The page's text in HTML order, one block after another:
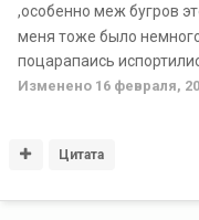
,особенно меж бугров
меня тоже было
поцарапаись
Изменено 16 февраля,
Цитата